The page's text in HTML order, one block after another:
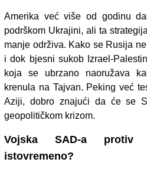
Amerika već više od godinu
podrškom Ukrajini, ali ta
manje održiva. Kako se Rusija
i dok bjesni sukob Izrael-
koja se ubrzano naoružava
krenula na Tajvan. Peking već
Aziji, dobro znajući da će se
geopolitičkom krizom.
Vojska SAD-a
istovremeno?